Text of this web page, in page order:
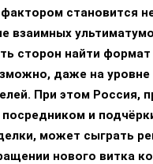
становится
взаимных
сторон найти
даже на
При этом Россия,
посредником и
может сыграть
нового витка